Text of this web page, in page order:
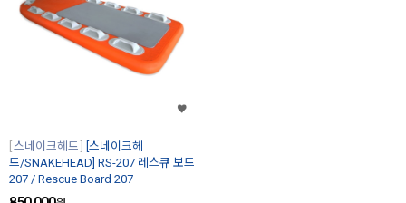
스네이크헤드
[스네이크헤
드/SNAKEHEAD] RS-207 레스큐 보드
207 / Rescue Board 207